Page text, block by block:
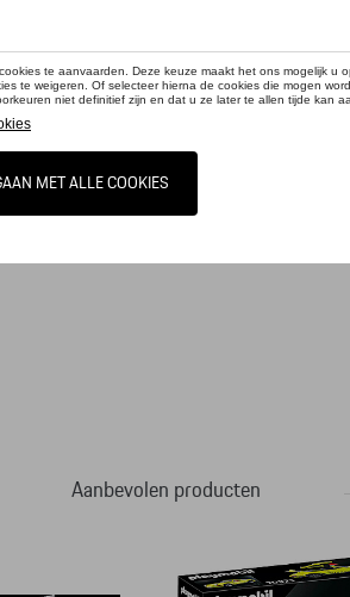
de hoogwaardige gepoedercoate Porsche
ontwerp van het deksel slot is gebaseerd op
koelen en is volledig lekvrij. Wit. 550 ml
Aanbevolen producten